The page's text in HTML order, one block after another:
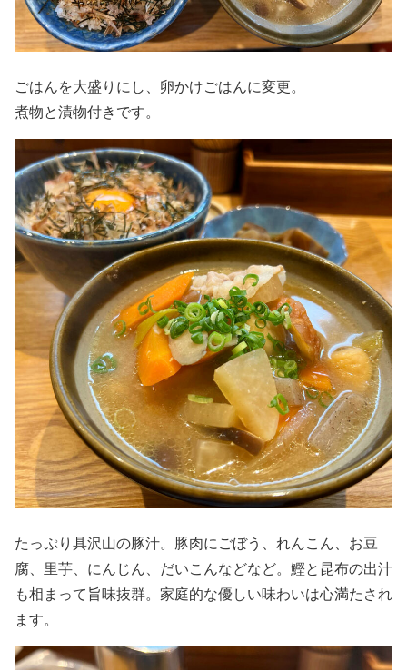
ごはんを大盛りにし、卵かけごはんに変更。
煮物と漬物付きです。
たっぷり具沢山の豚汁。豚肉にごぼう、れんこん、お豆
腐、里芋、にんじん、だいこんなどなど。鰹と昆布の出汁
も相まって旨味抜群。家庭的な優しい味わいは心満たされ
ます。